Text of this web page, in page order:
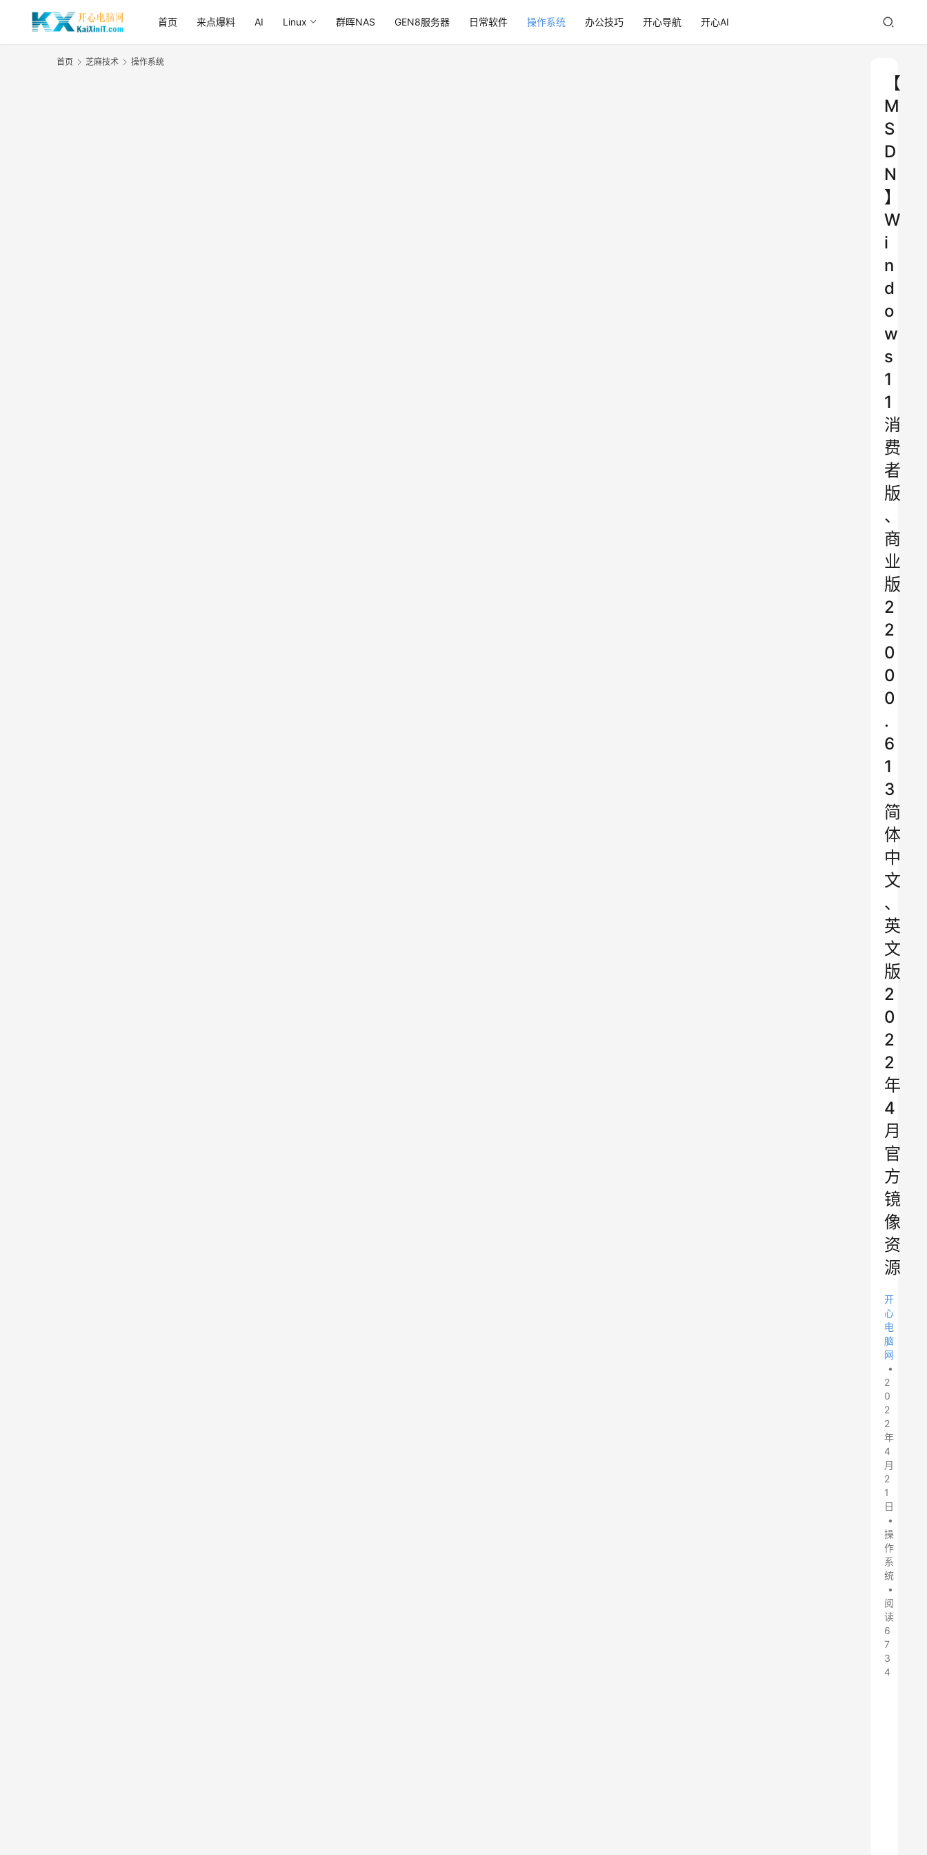
首页 来点爆料 AI Linux 群晖NAS GEN8服务器 日常软件 操作系统 办公技巧 开心导航 开心AI
首页 芝麻技术 操作系统
【
M
S
D
N
】
W
i
n
d
o
w
s
1
1
消
费
者
版
、
商
业
版
2
2
0
0
0
.
6
1
3
简
体
中
文
、
英
文
版
2
0
2
2
年
4
月
官
方
镜
像
资
源
开
心
电
脑
网
•
2
0
2
2
年
4
月
2
1
日
•
操
作
系
统
•
阅
读
6
7
3
4